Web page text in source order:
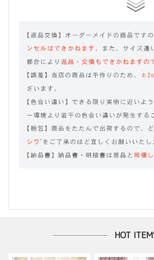
HOT